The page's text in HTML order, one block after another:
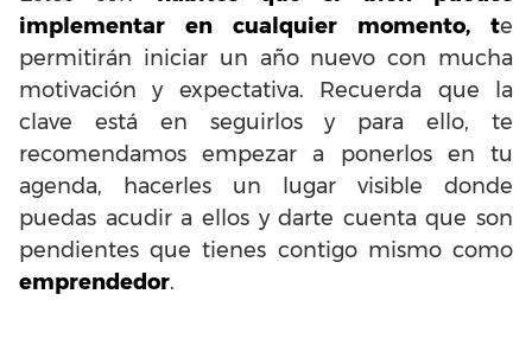
implementar en cualquier momento, te
permitirán iniciar un año nuevo con mucha
motivación y expectativa. Recuerda que la
clave está en seguirlos y para ello, te
recomendamos empezar a ponerlos en tu
agenda, hacerles un lugar visible donde
puedas acudir a ellos y darte cuenta que son
pendientes que tienes contigo mismo como
emprendedor.